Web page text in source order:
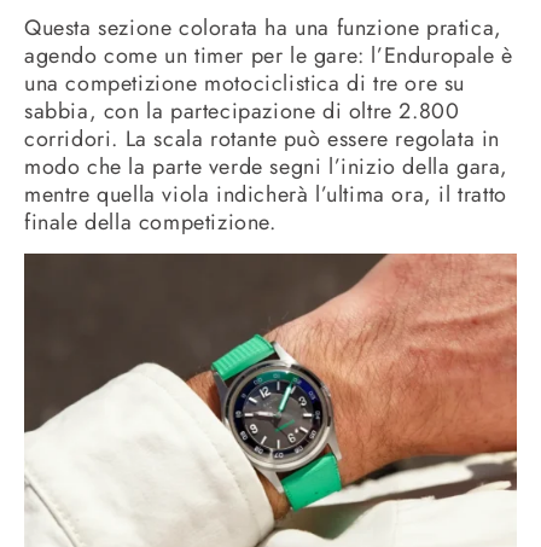
Questa sezione colorata ha una funzione pratica,
agendo come un timer per le gare: l’Enduropale è
una competizione motociclistica di tre ore su
sabbia, con la partecipazione di oltre 2.800
corridori. La scala rotante può essere regolata in
modo che la parte verde segni l’inizio della gara,
mentre quella viola indicherà l’ultima ora, il tratto
finale della competizione.